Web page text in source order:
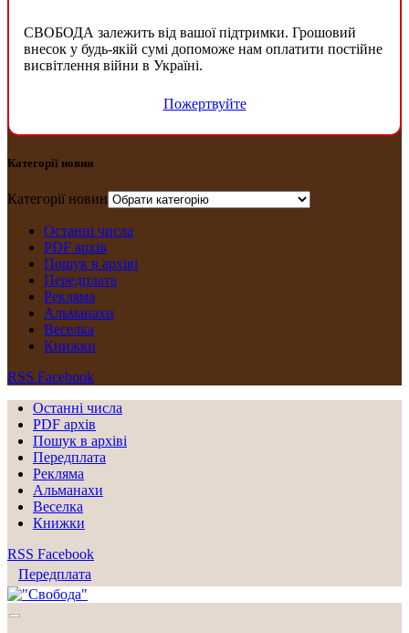
СВОБОДА залежить від вашої підтримки. Грошовий
внесок у будь-якій сумі допоможе нам оплатити постійне
висвітлення війни в Україні.
Пожертвуйте
Категорії новин
Категорії новин
Останні числа
PDF архів
Пошук в архіві
Передплата
Рекляма
Альманахи
Веселка
Книжки
RSS Facebook
Останні числа
PDF архів
Пошук в архіві
Передплата
Рекляма
Альманахи
Веселка
Книжки
RSS Facebook
Передплата